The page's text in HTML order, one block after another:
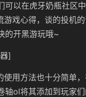
可以在虎牙奶瓶社区
游戏心得，谈的投机
的开黑游玩哦~
]
使用方法也十分简单
轴ol将其添加到玩家